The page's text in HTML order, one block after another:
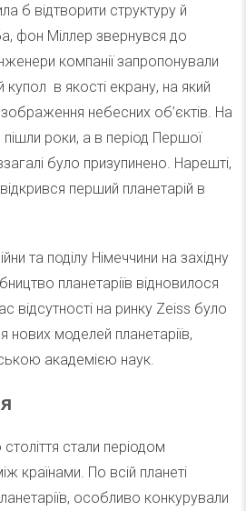
б відтворити структуру й
фон Міллер звернувся до
компанії запропонували
купол в якості екрану, на який
небесних об’єктів. На
роки, а в період Першої
було призупинено. Нарешті,
перший планетарій в
та поділу Німеччини на західну
планетаріїв відновилося
відсутності на ринку Zeiss було
нових моделей планетаріїв,
академією наук.
стали періодом
країнами. По всій планеті
особливо конкурували